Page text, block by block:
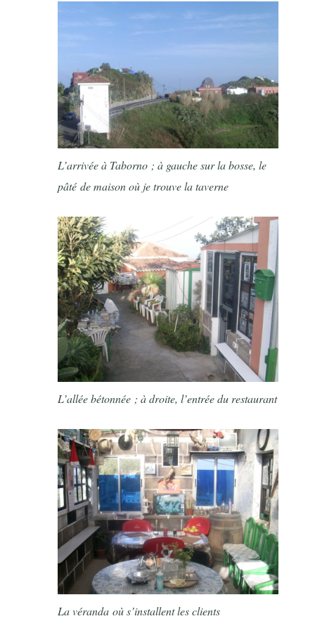
L’arrivée à Taborno ; à gauche sur la bosse, le
pâté de maison où je trouve la taverne
L’allée bétonnée ; à droite, l’entrée du restaurant
La véranda où s’installent les clients